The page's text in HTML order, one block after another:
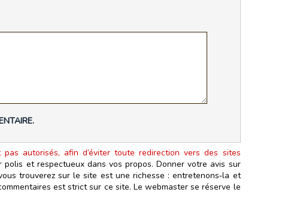
autorisés, afin d’éviter toute redirection vers des sites
et respectueux dans vos propos. Donner votre avis sur
trouverez sur le site est une richesse : entretenons‑la et
est strict sur ce site. Le webmaster se réserve le